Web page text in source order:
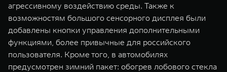
агрессивному воздействию среды. Также к
возможностям большого сенсорного дисплея были
добавлены кнопки управления дополнительными
функциями, более привычные для российского
пользователя. Кроме того, в автомобилях
предусмотрен зимний пакет: обогрев лобового стекла